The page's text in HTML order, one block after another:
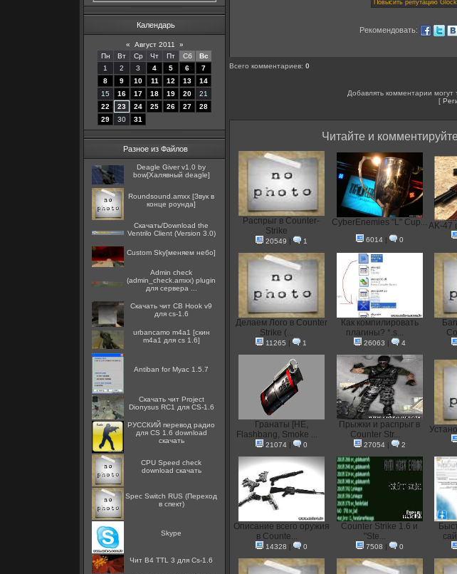
Календарь
« Август 2011
»
Пн
Вт Ср Чт Пт Сб
Вс
1
2 3 4 5 6
7
8
9 10 11 12 13
14
15
16 17 18 19 20
21
22
23 24 25 26 27
28
29
30 31
Разное из Файлов
Deagle Giver v1.0 by
bow[Халявный deagle]
Roundsound.amxx [Звук в
конце роунда]
Скачать/Download the
Ventrilo Client (Version 3.0)
Custom Sky[меняем небо]
Admin check
(admin_check.amxx) plugin
для сервера ...
Скачать чит CB Hook v9
для cs-1.6
urbancamo m4a1 [скин
m4a1 для cs 1.6]
Antiban for Myac 1.5.7
Скачать чит Project
Dionysus RC1 для CS-1.6
РУССКИЙ перевод радио
для CS 1.6 download
скачать
CPU Speed check
download скачать
Spec Switch RUS (Переход
в спект)
Skype
Чит B4 TTL 3 для Cs-1.6
Рекомендовать:
Всего комментариев: 0
Добавлять комментарии могут
[
Читайте и
Распрыг в Counter-
Strike
20549 | 1
CyberEnemies "L" Cup...
6014| 0
AK-47
Делаем Лого в Counter
Strike (...
11265 | 1
Как компилировать
плагины? *.s...
26063 | 4
Гранаты [HE,
Flashbang, Smoke ...
21074| 0
Прыжки и распрыг в
Counter Str...
27054| 2
Описание всего оружия
в Counte...
14328 | 0
Counter Strike 1.6 и
"Ste...
7508 | 0